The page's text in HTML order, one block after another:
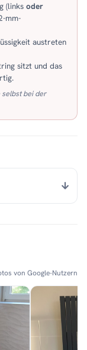
(links oder
mm-
austreten
sitzt und das
selbst bei der
von Google-Nutzern